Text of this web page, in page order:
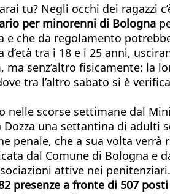
tu? Negli occhi dei
per minorenni di Bologna
e che da regolamento
d’età tra i 18 e i 25 anni,
ma senz’altro fisicamente: la
tra l’altro sabato si è
nelle scorse settimane dal
Dozza una settantina di adulti
penale, che a sua volta
dal Comune di Bologna e
attive nei
presenze a fronte di 507